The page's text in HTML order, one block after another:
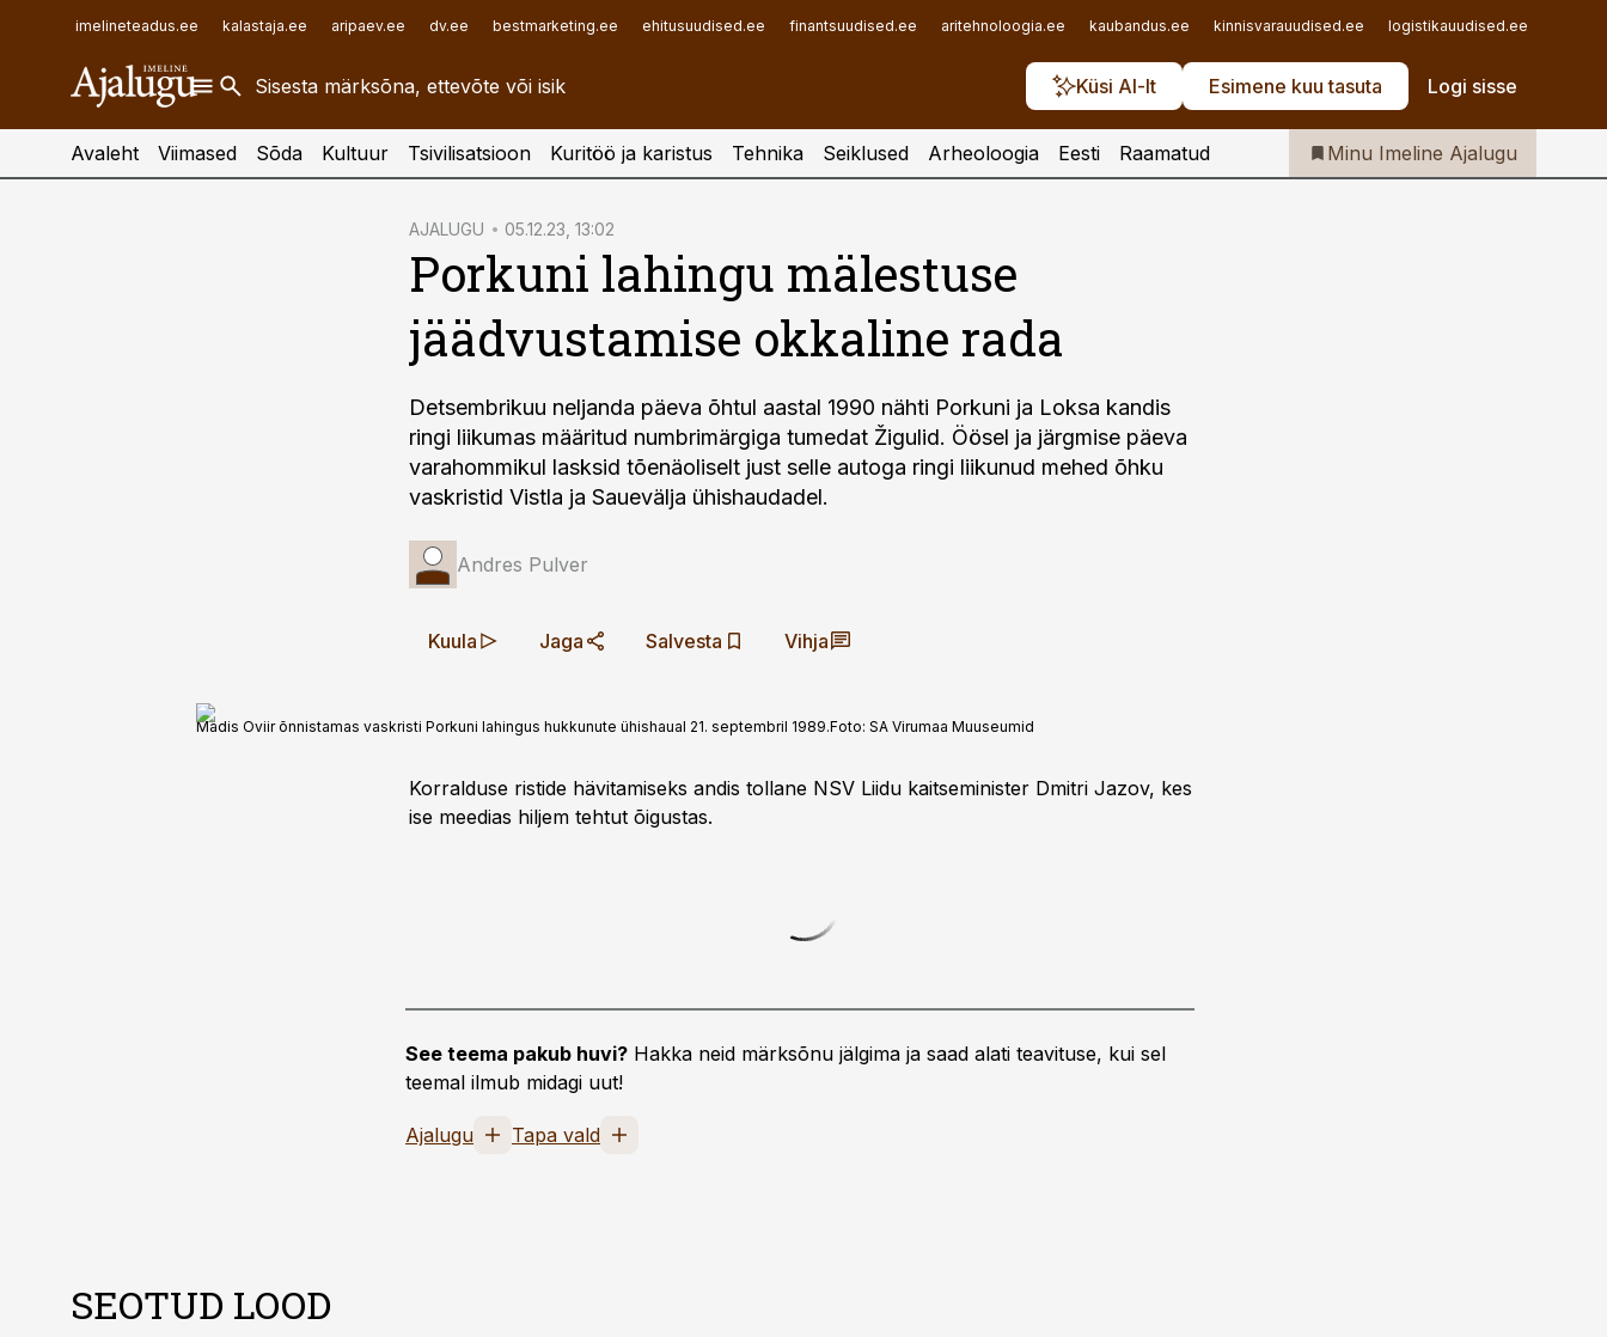
imelineteadus.ee kalastaja.ee aripaev.ee dv.ee bestmarketing.ee ehitusuudised.ee finantsuudised.ee aritehnoloogia.ee kaubandus.ee kinnisvarauudised.ee logistikauudised.ee
Küsi AI-lt Esimene kuu tasuta Logi sisse
finantsuudised.ee
aritehnoloogia.ee
toostusuudised.ee
Iseteenindus
Telli Imeline Ajalugu
Avaleht Viimased Sõda Kultuur Tsivilisatsioon Kuritöö ja karistus Tehnika Seiklused Arheoloogia Eesti Raamatud Minu Imeline Ajalugu
AJALUGU 05.12.23, 13:02
Porkuni lahingu mälestuse
jäädvustamise okkaline rada
Detsembrikuu neljanda päeva õhtul aastal 1990 nähti Porkuni ja Loksa kandis
ringi liikumas määritud numbrimärgiga tumedat Žigulid. Öösel ja järgmise päeva
varahommikul lasksid tõenäoliselt just selle autoga ringi liikunud mehed õhku
vaskristid Vistla ja Sauevälja ühishaudadel.
Andres Pulver
Kuula Jaga Salvesta Vihja
Madis Oviir õnnistamas vaskristi Porkuni lahingus hukkunute ühishaual 21. septembril 1989.Foto: SA Virumaa Muuseumid
Korralduse ristide hävitamiseks andis tollane NSV Liidu kaitseminister Dmitri Jazov, kes
ise meedias hiljem tehtut õigustas.
See teema pakub huvi? Hakka neid märksõnu jälgima ja saad alati teavituse, kui sel
teemal ilmub midagi uut!
Ajalugu Tapa vald
SEOTUD LOOD